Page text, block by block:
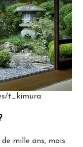
t_kimura
mille ans, mais